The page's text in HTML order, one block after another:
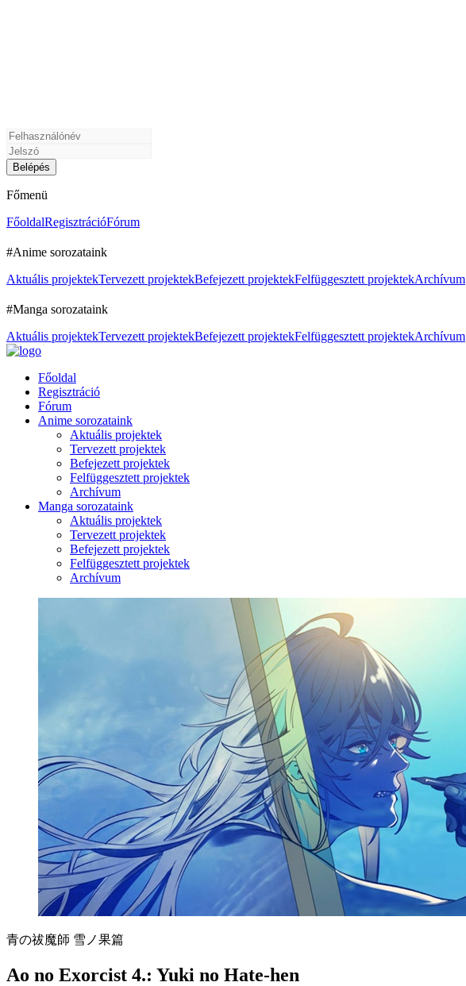
Főmenü
FőoldalRegisztrációFórum
#Anime sorozataink
Aktuális projektekTervezett projektekBefejezett projektekFelfüggesztett projektekArchívum
#Manga sorozataink
Aktuális projektekTervezett projektekBefejezett projektekFelfüggesztett projektekArchívum
Főoldal
Regisztráció
Fórum
Anime sorozataink
Aktuális projektek
Tervezett projektek
Befejezett projektek
Felfüggesztett projektek
Archívum
Manga sorozataink
Aktuális projektek
Tervezett projektek
Befejezett projektek
Felfüggesztett projektek
Archívum
青の祓魔師 雪ノ果篇
Ao no Exorcist 4.: Yuki no Hate-hen